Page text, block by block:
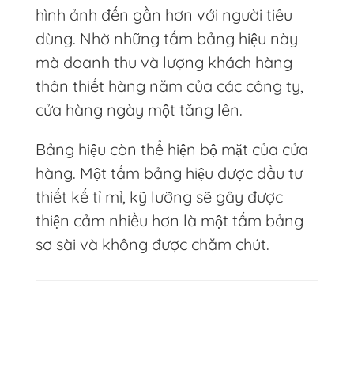
hình ảnh đến gần hơn với người tiêu
dùng. Nhờ những tấm bảng hiệu này
mà doanh thu và lượng khách hàng
thân thiết hàng năm của các công ty,
cửa hàng ngày một tăng lên.
Bảng hiệu còn thể hiện bộ mặt của cửa
hàng. Một tấm bảng hiệu được đầu tư
thiết kế tỉ mỉ, kỹ lưỡng sẽ gây được
thiện cảm nhiều hơn là một tấm bảng
sơ sài và không được chăm chút.